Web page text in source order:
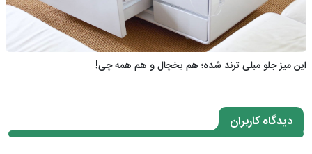
این میز جلو مبلی ترند شده؛ هم یخچال و هم همه چی!
دیدگاه کاربران